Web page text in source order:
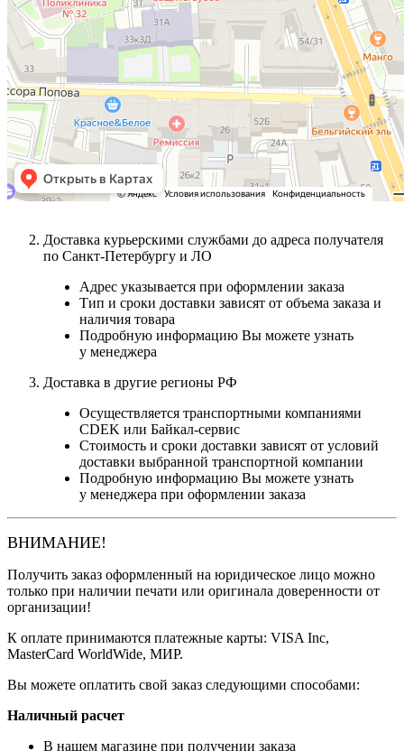
Доставка курьерскими службами до адреса получателя
по Санкт-Петербургу и ЛО
Адрес указывается при оформлении заказа
Тип и сроки доставки зависят от объема заказа и
наличия товара
Подробную информацию Вы можете узнать
у менеджера
Доставка в другие регионы РФ
Осуществляется транспортными компаниями
CDEK или Байкал-сервис
Стоимость и сроки доставки зависят от условий
доставки выбранной транспортной компании
Подробную информацию Вы можете узнать
у менеджера при оформлении заказа
ВНИМАНИЕ!
Получить заказ оформленный на юридическое лицо можно
только при наличии печати или оригинала доверенности от
организации!
К оплате принимаются платежные карты: VISA Inc,
MasterCard WorldWide, МИР.
Вы можете оплатить свой заказ следующими способами:
Наличный расчет
В нашем магазине при получении заказа